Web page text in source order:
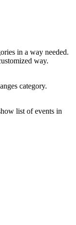
in a way needed.
way.
category.
list of events in